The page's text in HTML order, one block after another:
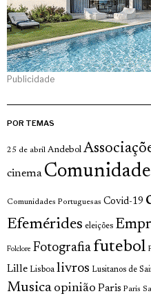
Publicidade
POR TEMAS
25 de abril Andebol
cinema Comunidade
Comunidades Portuguesas Covid-19
Efemérides eleições
Folclore Fotografia futebol
Lille Lisboa livros Lusitanos de
Musica opinião Paris Paris